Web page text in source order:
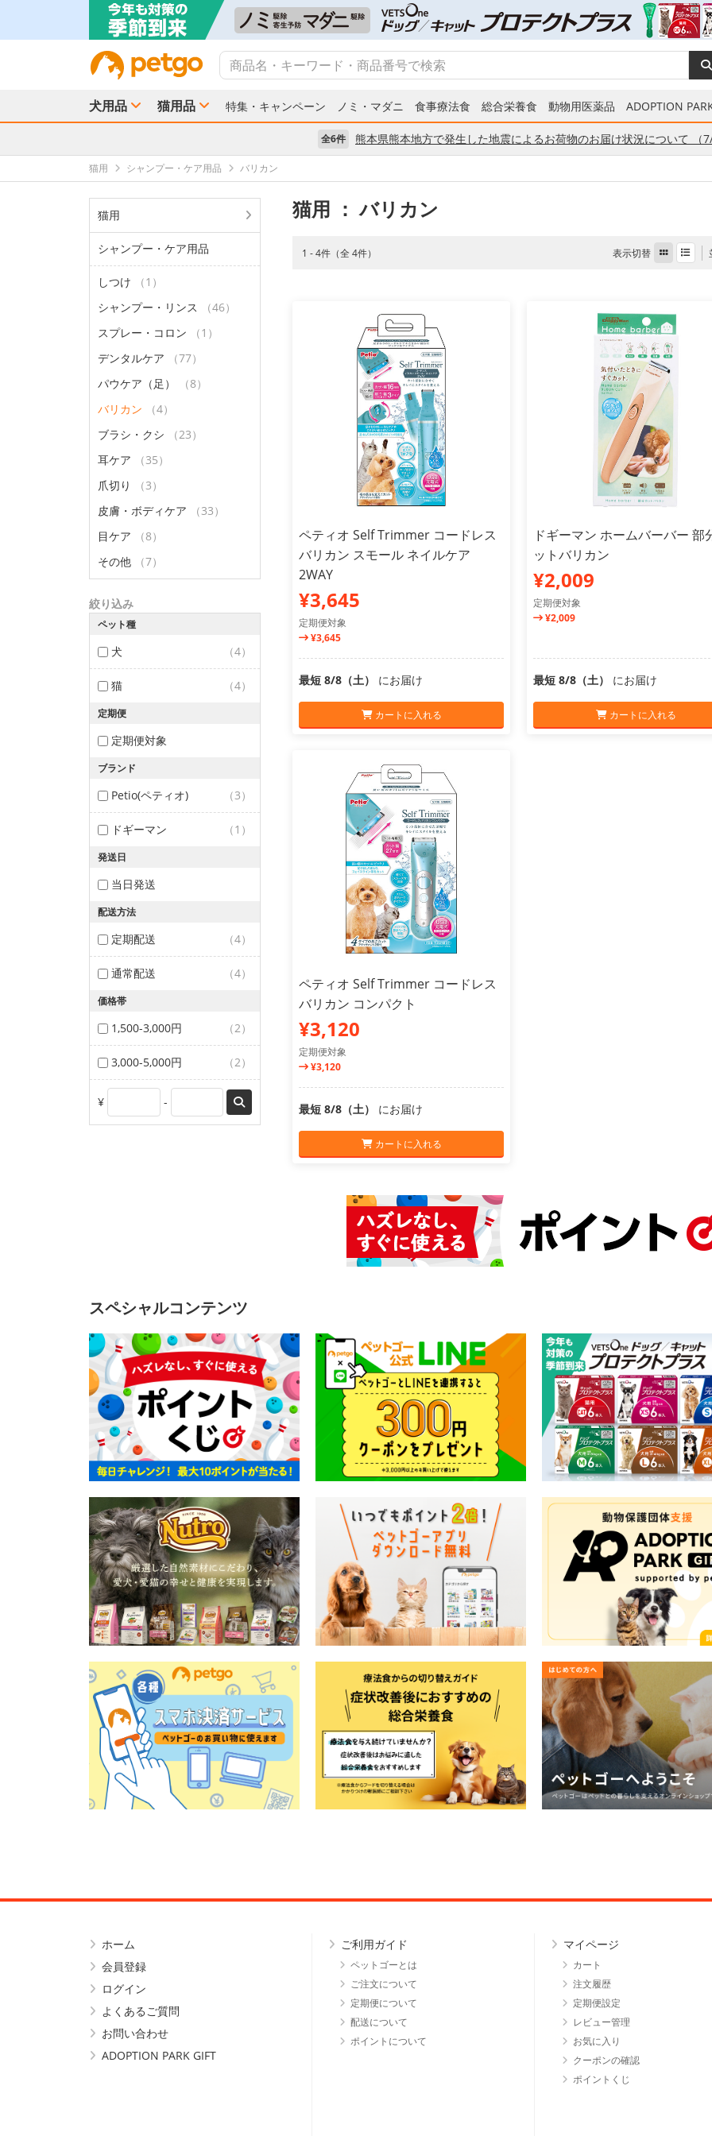
犬用品 猫用品 特集・キャンペーン ノミ・マダニ 食事療法食 総合栄養食 動物用医薬品 ADOPTION
全6件 熊本県熊本地方で発生した地震によるお荷物のお届け状況について （7/
猫用 シャンプー・ケア用品 バリカン
猫用
シャンプー・ケア用品
しつけ
（1）
シャンプー・リンス
（46）
スプレー・コロン
（1）
デンタルケア
（77）
パウケア（足）
（8）
バリカン
（4）
ブラシ・クシ
（23）
耳ケア
（35）
爪切り
（3）
皮膚・ボディケア
（33）
目ケア
（8）
その他
（7）
絞り込み
ペット種
犬 （4）
猫 （4）
定期便
定期便対象
ブランド
Petio(ペティオ) （3）
ドギーマン （1）
発送日
当日発送
配送方法
定期配送 （4）
通常配送 （4）
価格帯
1,500-3,000円 （2）
3,000-5,000円 （2）
¥ -
猫用 ： バリカン
1 - 4件（全 4件） 表示切替
ペティオ Self Trimmer コードレス
バリカン スモール ネイルケア
2WAY
¥3,645
定期便対象
¥3,645
最短 8/8（土） にお届け
カートに入れる
ドギーマン ホームバーバー 部
ットバリカン
¥2,009
定期便対象
¥2,009
最短 8/8（土） にお届け
カートに入れる
ペティオ Self Trimmer コードレス
バリカン コンパクト
¥3,120
定期便対象
¥3,120
最短 8/8（土） にお届け
カートに入れる
スペシャルコンテンツ
ホーム
会員登録
ログイン
よくあるご質問
お問い合わせ
ADOPTION PARK GIFT
ご利用ガイド
ペットゴーとは
ご注文について
定期便について
配送について
ポイントについて
マイページ
カート
注文履歴
定期便設定
レビュー管理
お気に入り
クーポンの確認
ポイントくじ